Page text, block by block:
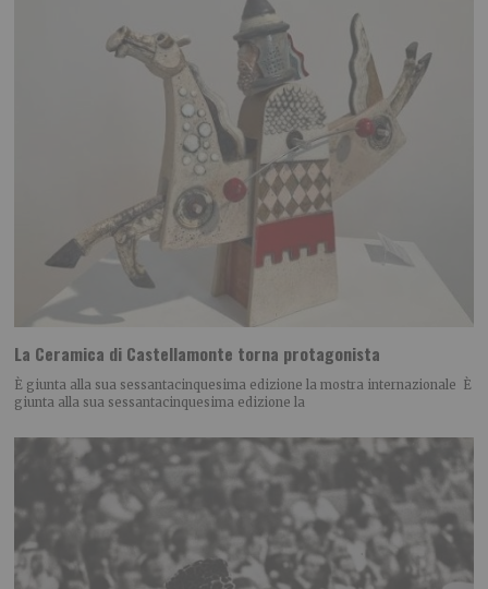
La Ceramica di Castellamonte torna protagonista
È giunta alla sua sessantacinquesima edizione la mostra internazionale È
giunta alla sua sessantacinquesima edizione la